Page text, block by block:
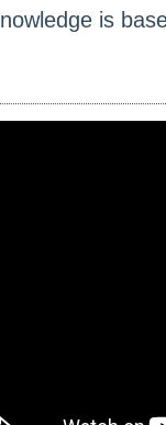
is